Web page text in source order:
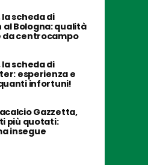
scheda di
Bologna: qualità
da centrocampo
scheda di
esperienza e
infortuni!
Gazzetta,
più quotati:
insegue